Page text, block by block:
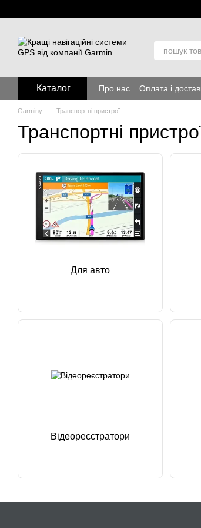
Каталог Про нас Оплата і
Garminy Транспортні пристрої
Транспортні
Для авто
Відеореєстратори